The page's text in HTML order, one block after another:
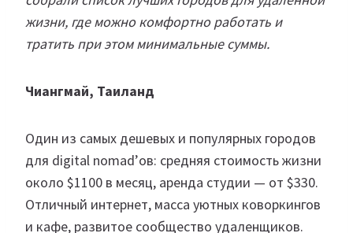
жизни, где можно комфортно работать и
тратить при этом минимальные суммы.
Чиангмай, Таиланд
Один из самых дешевых и популярных городов
для digital nomad’ов: средняя стоимость жизни
около $1100 в месяц, аренда студии — от $330.
Отличный интернет, масса уютных коворкингов
и кафе, развитое сообщество удаленщиков.